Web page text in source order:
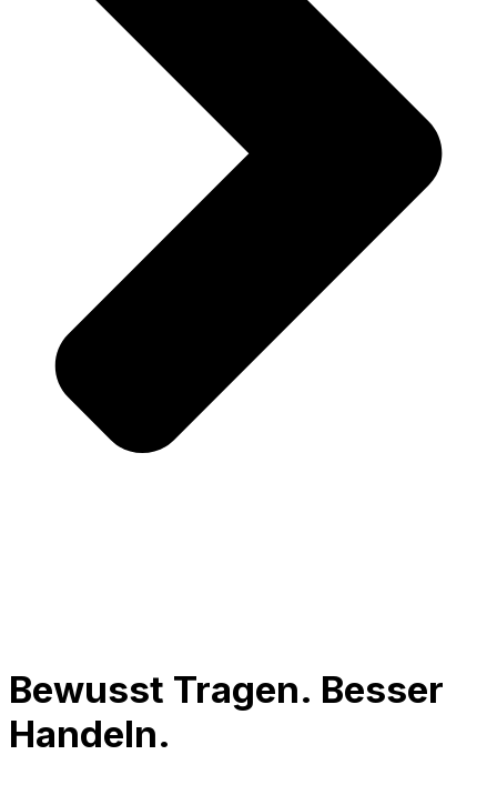
Bewusst Tragen. Besser
Handeln.